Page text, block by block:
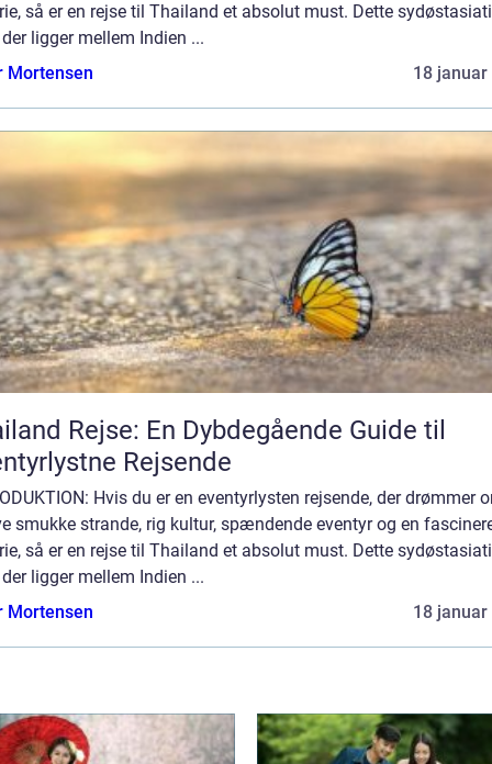
så er en rejse til Thailand et absolut must. Dette
ligger mellem Indien ...
Mortensen
18 januar
Rejse: En Dybdegående Guide til
Rejsende
Hvis du er en eventyrlysten rejsende, der drømmer
smukke strande, rig kultur, spændende eventyr og en
så er en rejse til Thailand et absolut must. Dette
ligger mellem Indien ...
Mortensen
18 januar